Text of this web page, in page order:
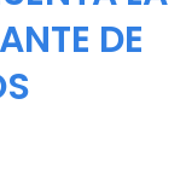
DE